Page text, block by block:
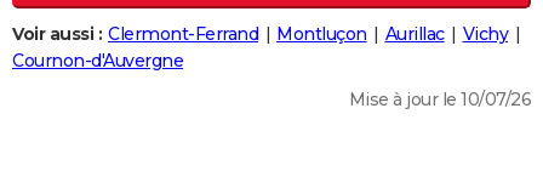
Destinations
City break
Voyage nature
Voyage de noces
Forum
Climat
+
PHOTO
Voir aussi : Clermont-Ferrand Montluçon Aurillac
Vichy
Cournon-d'Auvergne
Mise à jour le 10/07/26